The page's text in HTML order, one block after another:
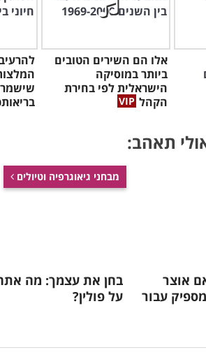
אלו הם השירים הטובים
ביותר במוסיקה
הישראלית לפי בחירת
הקהל
תאהב:
אוצר
עבור
מבחני גיאוגרפיה וטיולים
בחן את עצמך: מה
על פולין?